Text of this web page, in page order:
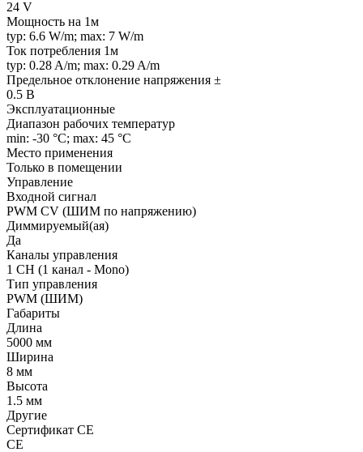
24 V
Мощность на 1м
typ: 6.6 W/m; max: 7 W/m
Ток потребления 1м
typ: 0.28 A/m; max: 0.29 A/m
Предельное отклонение напряжения ±
0.5 В
Эксплуатационные
Диапазон рабочих температур
min: -30 °C; max: 45 °C
Место применения
Только в помещении
Управление
Входной сигнал
PWM СV (ШИМ по напряжению)
Диммируемый(ая)
Да
Каналы управления
1 CH (1 канал - Mono)
Тип управления
PWM (ШИМ)
Габариты
Длина
5000 мм
Ширина
8 мм
Высота
1.5 мм
Другие
Сертификат CE
CE